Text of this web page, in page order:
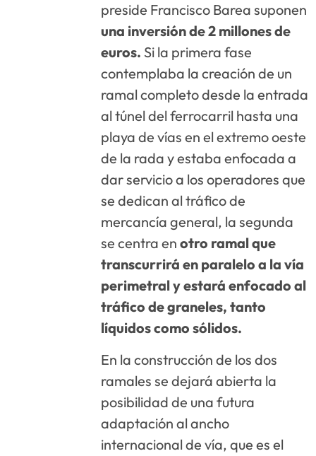
preside Francisco Barea suponen
una inversión de 2 millones de
euros. Si la primera fase
contemplaba la creación de un
ramal completo desde la entrada
al túnel del ferrocarril hasta una
playa de vías en el extremo oeste
de la rada y estaba enfocada a
dar servicio a los operadores que
se dedican al tráfico de
mercancía general, la segunda
se centra enotro ramal que
transcurrirá en paralelo a la vía
perimetral y estará enfocado al
tráfico de graneles, tanto
líquidos como sólidos.
En la construcción de los dos
ramales se dejará abierta la
posibilidad de una futura
adaptación al ancho
internacional de vía, que es el